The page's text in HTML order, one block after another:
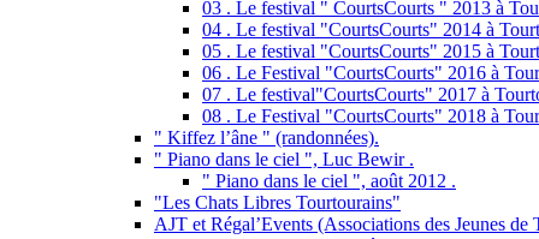
03 . Le festival " CourtsCourts " 2013 à
04 . Le festival "CourtsCourts" 2014 à
05 . Le festival "CourtsCourts" 2015 à
06 . Le Festival "CourtsCourts" 2016 à
07 . Le festival"CourtsCourts" 2017 à
08 . Le Festival "CourtsCourts" 2018 à
" Kiffez l’âne " (randonnées).
" Piano dans le ciel ", Luc Bewir .
" Piano dans le ciel ", août 2012 .
"Les Chats Libres Tourtourains"
AJT et Régal’Events (Associations des Jeunes de